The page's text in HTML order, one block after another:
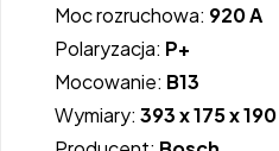
Moc rozruchowa: 920 A
Polaryzacja: P+
Mocowanie: B13
Wymiary: 393 x 175 x 190